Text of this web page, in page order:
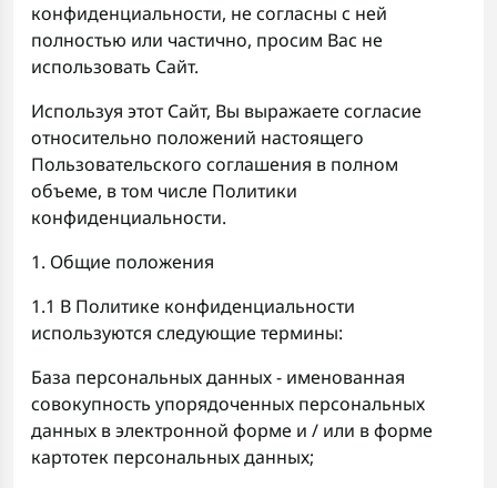
конфиденциальности, не согласны с ней
полностью или частично, просим Вас не
использовать Сайт.
Используя этот Сайт, Вы выражаете согласие
относительно положений настоящего
Пользовательского соглашения в полном
объеме, в том числе Политики
конфиденциальности.
1. Общие положения
1.1 В Политике конфиденциальности
используются следующие термины:
База персональных данных - именованная
совокупность упорядоченных персональных
данных в электронной форме и / или в форме
картотек персональных данных;